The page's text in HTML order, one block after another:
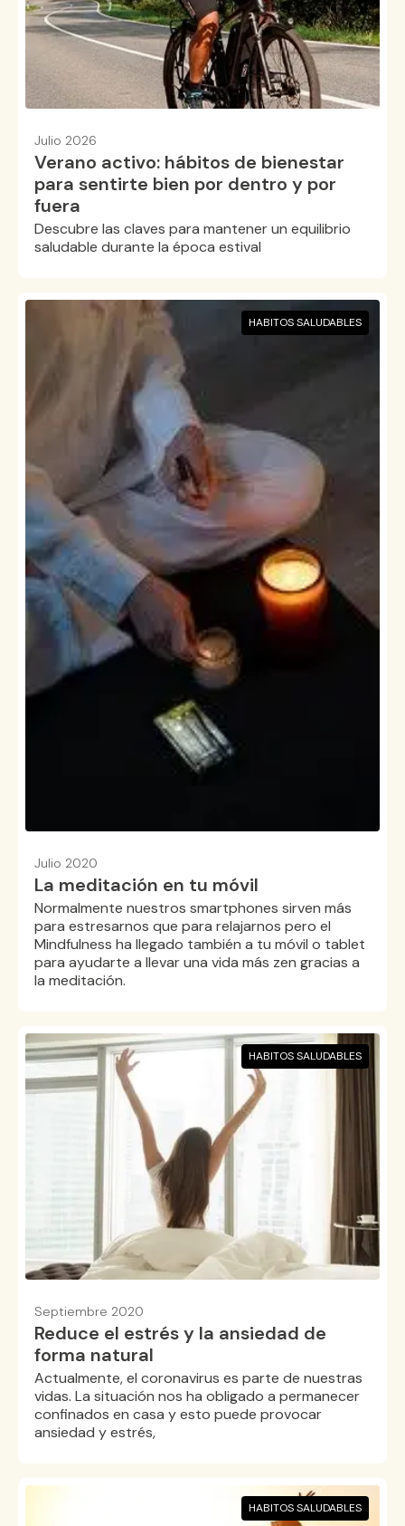
Julio 2026
Verano activo: hábitos de bienestar
para sentirte bien por dentro y por
fuera
Descubre las claves para mantener un equilibrio
saludable durante la época estival
HABITOS SALUDABLES
Julio 2020
La meditación en tu móvil
Normalmente nuestros smartphones sirven más
para estresarnos que para relajarnos pero el
Mindfulness ha llegado también a tu móvil o tablet
para ayudarte a llevar una vida más zen gracias a
la meditación.
HABITOS SALUDABLES
Septiembre 2020
Reduce el estrés y la ansiedad de
forma natural
Actualmente, el coronavirus es parte de nuestras
vidas. La situación nos ha obligado a permanecer
confinados en casa y esto puede provocar
ansiedad y estrés,
HABITOS SALUDABLES